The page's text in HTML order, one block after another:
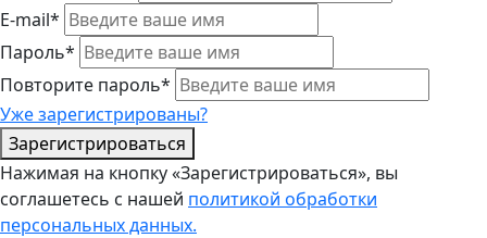
E-mail*
Пароль*
Повторите пароль*
Уже зарегистрированы?
Зарегистрироваться
Нажимая на кнопку «Зарегистрироваться», вы
соглашетесь с нашей политикой обработки
персональных данных.